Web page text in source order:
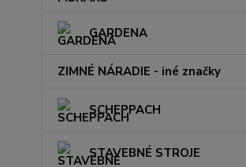
GARDENA
ZIMNÉ NÁRADIE - iné značky
SCHEPPACH
STAVEBNÉ STROJE